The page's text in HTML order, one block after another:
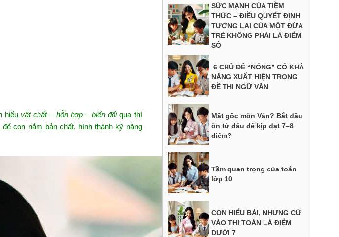
hiểu vật chất – hỗn hợp – biến đổiqua thí
con nắm bản chất, hình thành kỹ năng
SỨC MẠNH CỦA TIỀM
THỨC – ĐIỀU QUYẾT ĐỊNH
TƯƠNG LAI CỦA MỘT ĐỨA
TRẺ KHÔNG PHẢI LÀ ĐIỂM
SỐ
6 CHỦ ĐỀ “NÓNG” CÓ KHẢ
NĂNG XUẤT HIỆN TRONG
ĐỀ THI NGỮ VĂN
Mất gốc môn Văn? Bắt đầu
ôn từ đâu để kịp đạt 7–8
điểm?
Tầm quan trọng của toán
lớp 10
CON HIỂU BÀI, NHƯNG CỨ
VÀO THI TOÁN LÀ ĐIỂM
DƯỚI 7